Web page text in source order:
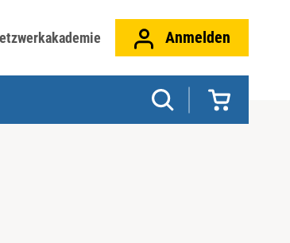
Anmelden